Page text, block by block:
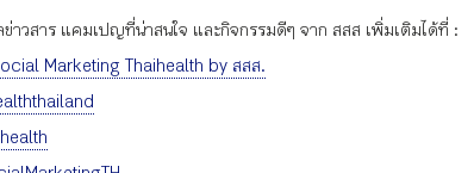
าวสาร แคมเปญที่น่าสนใจ และกิจกรรมดีๆ จาก สสส เพิ่มเติมได้ที่ :
Marketing Thaihealth by สสส.